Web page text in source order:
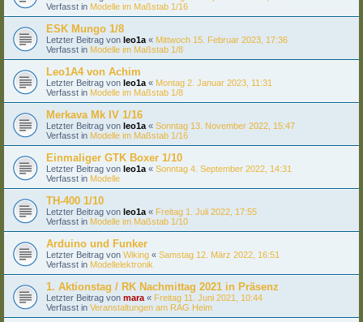
Verfasst in Modelle im Maßstab 1/16
ESK Mungo 1/8
Letzter Beitrag von leo1a « Mittwoch 15. Februar 2023, 17:36
Verfasst in Modelle im Maßstab 1/8
Leo1A4 von Achim
Letzter Beitrag von leo1a « Montag 2. Januar 2023, 11:31
Verfasst in Modelle im Maßstab 1/8
Merkava Mk IV 1/16
Letzter Beitrag von leo1a « Sonntag 13. November 2022, 15:47
Verfasst in Modelle im Maßstab 1/16
Einmaliger GTK Boxer 1/10
Letzter Beitrag von leo1a « Sonntag 4. September 2022, 14:31
Verfasst in Modelle
TH-400 1/10
Letzter Beitrag von leo1a « Freitag 1. Juli 2022, 17:55
Verfasst in Modelle im Maßstab 1/10
Arduino und Funker
Letzter Beitrag von Wiking « Samstag 12. März 2022, 16:51
Verfasst in Modellelektronik
1. Aktionstag / RK Nachmittag 2021 in Präsenz
Letzter Beitrag von mara « Freitag 11. Juni 2021, 10:44
Verfasst in Veranstaltungen am RAG Heim